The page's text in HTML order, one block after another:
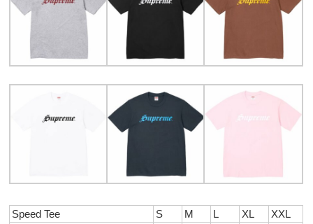
Speed Tee S M L XL
XXL